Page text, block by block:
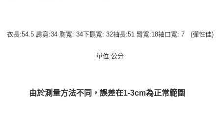
衣長:54.5 肩寬:34 胸寬: 34下擺寬: 32袖長:51 臂寬:18袖口寬: 7 (彈性佳)
單位:公分
由於測量方法不同，誤差在1-3cm為正常範圍